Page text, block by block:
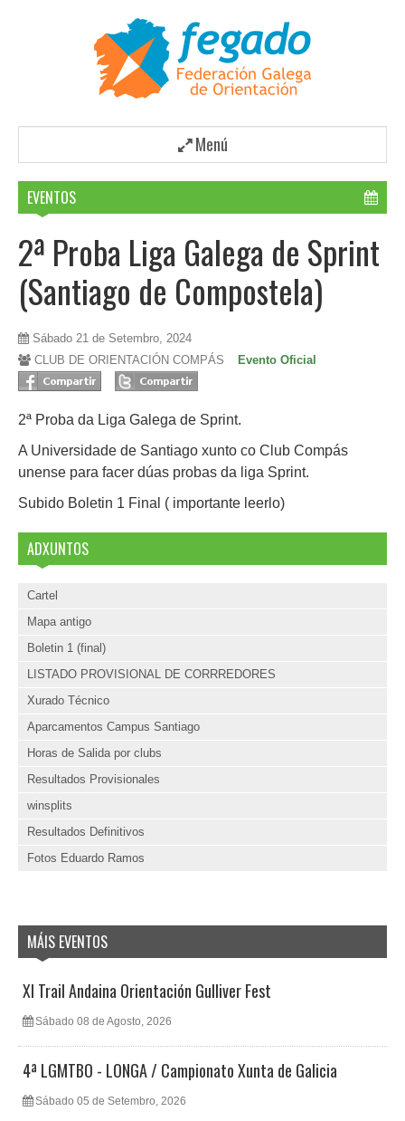
Menú
EVENTOS
2ª Proba Liga Galega de Sprint
(Santiago de Compostela)
Sábado 21 de Setembro, 2024
CLUB DE ORIENTACIÓN COMPÁS
Evento Oficial
2ª Proba da Liga Galega de Sprint.
A Universidade de Santiago xunto co Club Compás
unense para facer dúas probas da liga Sprint.
Subido Boletin 1 Final ( importante leerlo)
ADXUNTOS
Cartel
Mapa antigo
Boletin 1 (final)
LISTADO PROVISIONAL DE CORRREDORES
Xurado Técnico
Aparcamentos Campus Santiago
Horas de Salida por clubs
Resultados Provisionales
winsplits
Resultados Definitivos
Fotos Eduardo Ramos
MÁIS EVENTOS
XI Trail Andaina Orientación Gulliver Fest
Sábado 08 de Agosto, 2026
4ª LGMTBO - LONGA / Campionato Xunta de Galicia
Sábado 05 de Setembro, 2026